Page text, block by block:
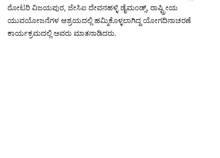
ರೋಟರಿ ವಿಜಯಪುರ, ಜೇಸಿಐ ದೇವನಹಳ್ಳಿ ಡೈಮಂಡ್ಸ್, ರಾಷ್ಟ್ರೀಯ
ಯುವಯೋಜನೆಗಳ ಆಶ್ರಯದಲ್ಲಿ ಹಮ್ಮಿಕೊಳ್ಳಲಾಗಿದ್ದ ಯೋಗದಿನಾಚರಣೆ
ಕಾರ್ಯಕ್ರಮದಲ್ಲಿ ಅವರು ಮಾತನಾಡಿದರು.